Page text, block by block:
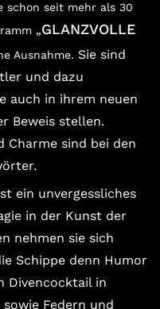
schon seit mehr als 30
„GLANZVOLLE
Ausnahme. Sie sind
und dazu
auch in ihrem neuen
Beweis stellen.
sind bei den
ein unvergessliches
in der Kunst der
nehmen sie sich
Schippe denn Humor
Divencocktail in
Federn und